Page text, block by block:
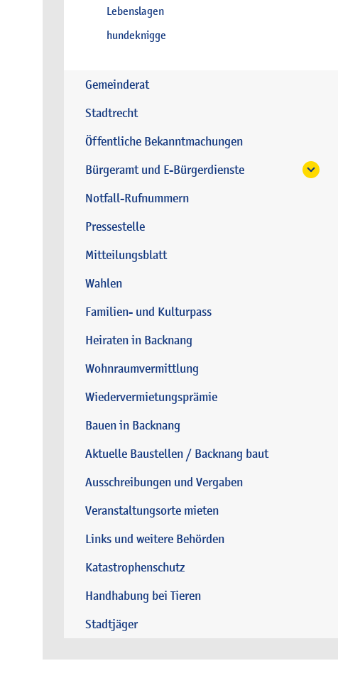
Lebenslagen
hundeknigge
Gemeinderat
Stadtrecht
Öffentliche Bekanntmachungen
Bürgeramt und E-Bürgerdienste
Notfall-Rufnummern
Pressestelle
Mitteilungsblatt
Wahlen
Familien- und Kulturpass
Heiraten in Backnang
Wohnraumvermittlung
Wiedervermietungsprämie
Bauen in Backnang
Aktuelle Baustellen / Backnang baut
Ausschreibungen und Vergaben
Veranstaltungsorte mieten
Links und weitere Behörden
Katastrophenschutz
Handhabung bei Tieren
Stadtjäger